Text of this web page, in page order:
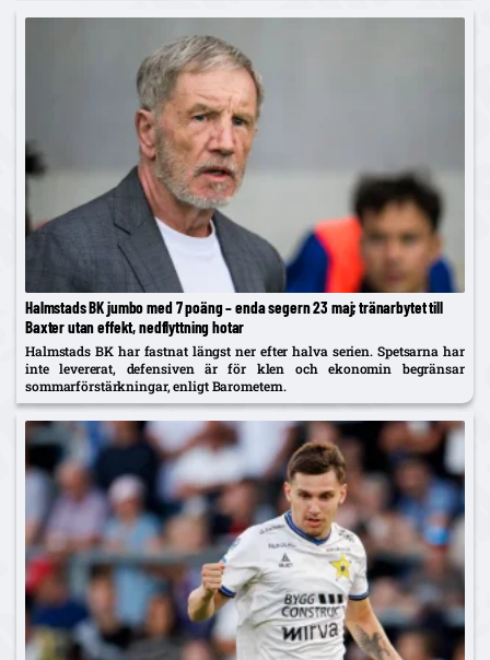
Halmstads BK jumbo med 7 poäng – enda segern 23 maj; tränarbytet till
Baxter utan effekt, nedflyttning hotar
Halmstads BK har fastnat längst ner efter halva serien. Spetsarna har
inte levererat, defensiven är för klen och ekonomin begränsar
sommarförstärkningar, enligt Barometern.